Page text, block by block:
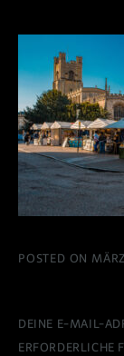
POSTED ON
DEINE E-MAIL-
ERFORDERLICHE